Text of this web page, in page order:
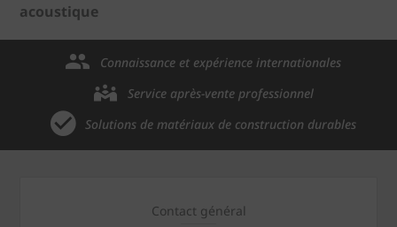
acoustique
Connaissance et expérience internationales
Service après-vente professionnel
Solutions de matériaux de construction durables
Contact général